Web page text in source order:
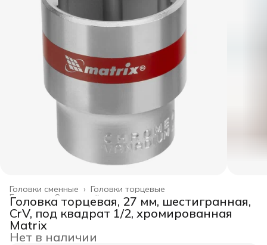
Головки торцевые
Головки сменные ›
Слесарный инструмент ›
Главная ›
Головка торцевая, 27 мм, шестигранная,
CrV, под квадрат 1/2, хромированная
Matrix
Нет в наличии